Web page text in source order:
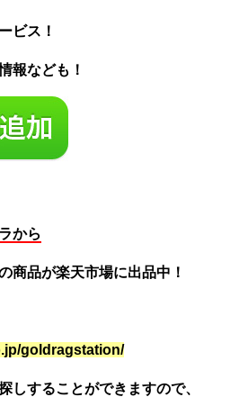
ビス！
報なども！
から
商品が楽天市場に出品中！
goldragstation/
しすることができますので、